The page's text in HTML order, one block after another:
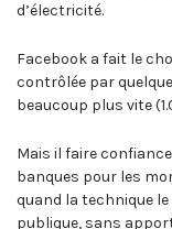
d’électricité.
Facebook a fait le
contrôlée par
beaucoup plus vite
Mais il faire
banques pour les
quand la technique
publique, sans